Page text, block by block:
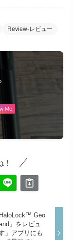
Review-レビュー
Me
Geo
』をレビュ
」アプリにも